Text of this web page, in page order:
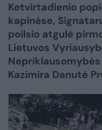
Ketvirtadienio
kapinėse,
poilsio atgulė
Lietuvos
Kazimira Danutė